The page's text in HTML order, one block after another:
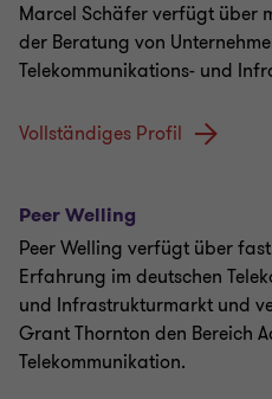
Marcel Schäfer verfügt über
der Beratung von
Telekommunikations- und
Vollständiges Profil
Peer Welling
Peer Welling verfügt über
Erfahrung im deutschen
und Infrastrukturmarkt und
Grant Thornton den Bereich
Telekommunikation.